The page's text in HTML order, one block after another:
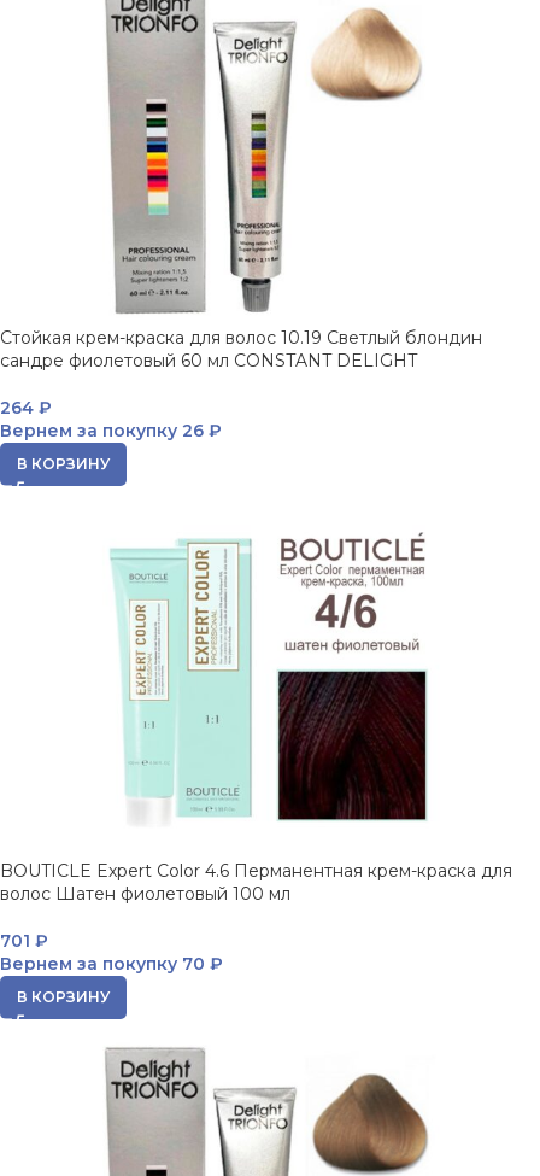
Стойкая крем-краска для волос 10.19 Светлый блондин
сандре фиолетовый 60 мл CONSTANT DELIGHT
264 ₽
Вернем за покупку 26 ₽
В КОРЗИНУ
BOUTICLE Expert Color 4.6 Перманентная крем-краска для
волос Шатен фиолетовый 100 мл
701 ₽
Вернем за покупку 70 ₽
В КОРЗИНУ